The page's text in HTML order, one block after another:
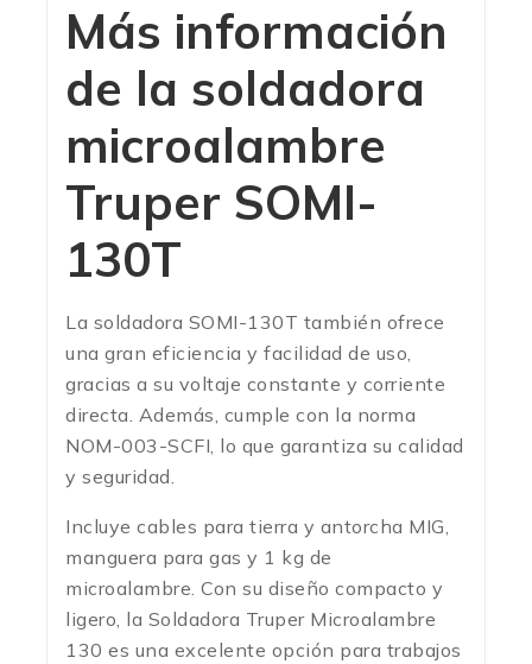
Más información
de la soldadora
microalambre
Truper SOMI-
130T
La soldadora SOMI-130T también ofrece
una gran eficiencia y facilidad de uso,
gracias a su voltaje constante y corriente
directa. Además, cumple con la norma
NOM-003-SCFI, lo que garantiza su calidad
y seguridad.
Incluye cables para tierra y antorcha MIG,
manguera para gas y 1 kg de
microalambre. Con su diseño compacto y
ligero, la Soldadora Truper Microalambre
130 es una excelente opción para trabajos